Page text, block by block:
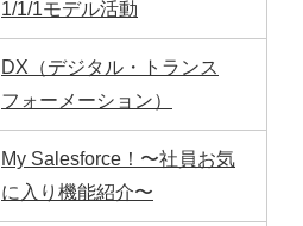
1/1/1モデル活動
DX（デジタル・トランス
フォーメーション）
My Salesforce！〜社員お気
に入り機能紹介〜